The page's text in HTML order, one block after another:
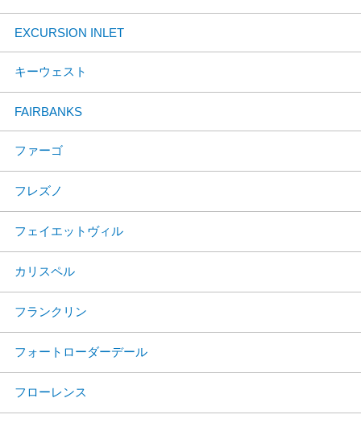
EXCURSION INLET
キーウェスト
FAIRBANKS
ファーゴ
フレズノ
フェイエットヴィル
カリスペル
フランクリン
フォートローダーデール
フローレンス